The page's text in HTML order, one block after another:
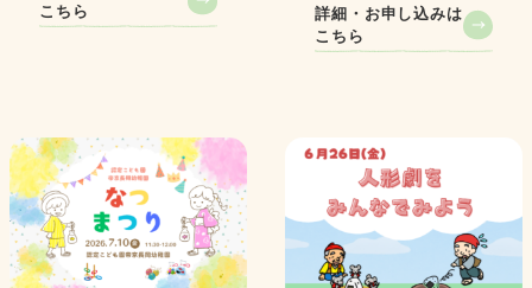
こちら
詳細・お申し込みは
こちら